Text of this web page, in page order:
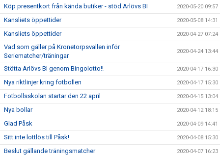
Köp presentkort från kända butiker - stöd Arlövs BI 2020-05-20 09:57
Kansliets öppettider 2020-05-08 14:31
Kansliets öppettider 2020-04-27 07:24
Vad som gäller på Kronetorpsvallen inför
Seriematcher/träningar
2020-04-24 13:44
Stötta Arlövs BI genom Bingolotto!! 2020-04-17 16:30
Nya riktlinjer kring fotbollen 2020-04-17 15:30
Fotbollsskolan startar den 22 april 2020-04-15 13:04
Nya bollar 2020-04-12 18:15
Glad Påsk 2020-04-09 14:41
Sitt inte lottlös till Påsk! 2020-04-08 15:30
Beslut gällande träningsmatcher 2020-04-07 16:23